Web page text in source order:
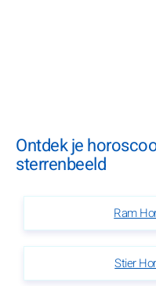
Ontdek je
sterrenbeeld
Ram
Stier